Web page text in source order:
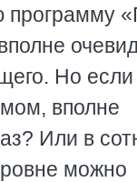
программу
Но если
вполне
Или в
можно